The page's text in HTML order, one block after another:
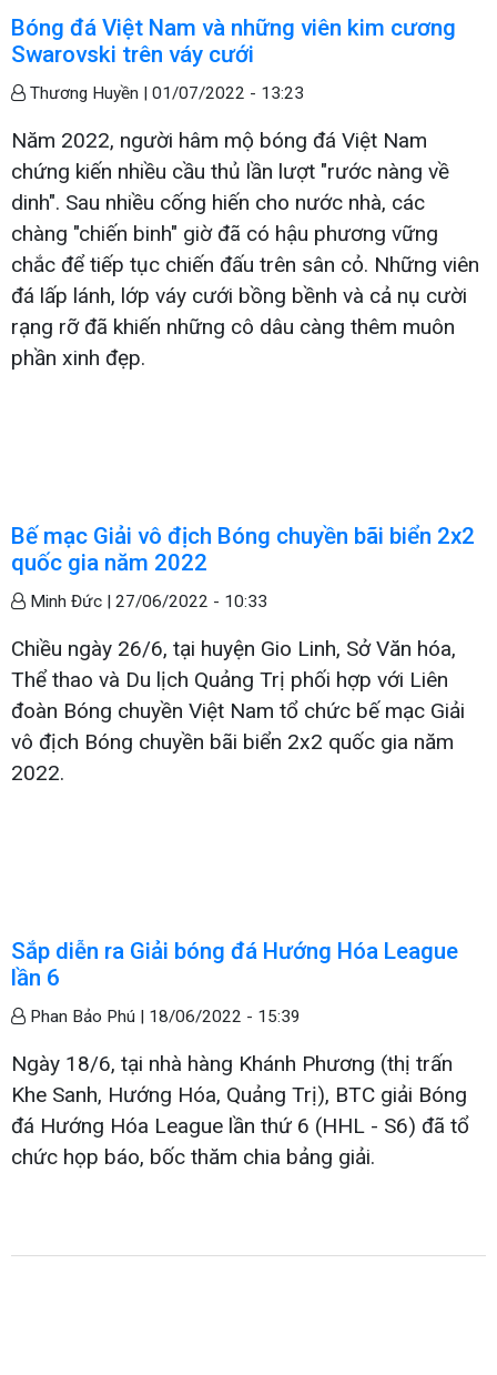
Bóng đá Việt Nam và những viên kim cương
Swarovski trên váy cưới
Thương Huyền | 01/07/2022 - 13:23
Năm 2022, người hâm mộ bóng đá Việt Nam
chứng kiến nhiều cầu thủ lần lượt "rước nàng về
dinh". Sau nhiều cống hiến cho nước nhà, các
chàng "chiến binh" giờ đã có hậu phương vững
chắc để tiếp tục chiến đấu trên sân cỏ. Những viên
đá lấp lánh, lớp váy cưới bồng bềnh và cả nụ cười
rạng rỡ đã khiến những cô dâu càng thêm muôn
phần xinh đẹp.
Bế mạc Giải vô địch Bóng chuyền bãi biển 2x2
quốc gia năm 2022
Minh Đức | 27/06/2022 - 10:33
Chiều ngày 26/6, tại huyện Gio Linh, Sở Văn hóa,
Thể thao và Du lịch Quảng Trị phối hợp với Liên
đoàn Bóng chuyền Việt Nam tổ chức bế mạc Giải
vô địch Bóng chuyền bãi biển 2x2 quốc gia năm
2022.
Sắp diễn ra Giải bóng đá Hướng Hóa League
lần 6
Phan Bảo Phú | 18/06/2022 - 15:39
Ngày 18/6, tại nhà hàng Khánh Phương (thị trấn
Khe Sanh, Hướng Hóa, Quảng Trị), BTC giải Bóng
đá Hướng Hóa League lần thứ 6 (HHL - S6) đã tổ
chức họp báo, bốc thăm chia bảng giải.